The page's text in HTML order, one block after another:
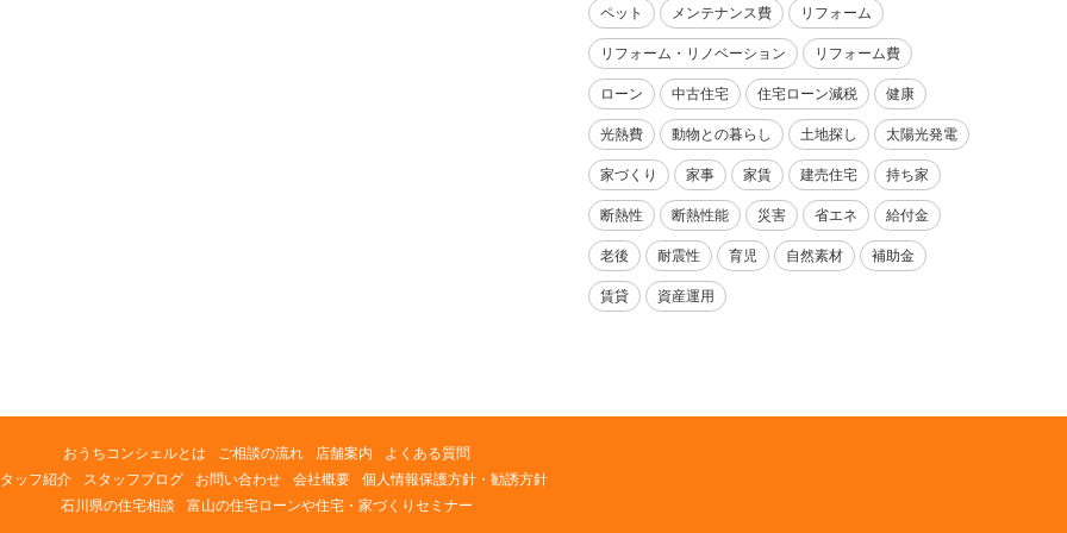
ペット メンテナンス費 リフォーム
リフォーム・リノベーション リフォーム費
ローン 中古住宅 住宅ローン減税 健康
光熱費 動物との暮らし 土地探し 太陽光発電
家づくり 家事 家賃 建売住宅 持ち家
断熱性 断熱性能 災害 省エネ 給付金
老後 耐震性 育児 自然素材 補助金
賃貸 資産運用
おうちコンシェルとは ご相談の流れ 店舗案内
よくある質問
ッフ紹介
スタッフブログ お問い合わせ 会社概要
個人情報保護方針・勧誘方針
石川県の住宅相談
富山の住宅ローンや住宅・家づくりセミナー